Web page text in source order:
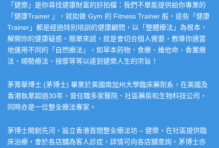
「健樂」是你尋找健康財富的好拍檔：我們不單能提供給你專業的
「健康Trainer 」，就如做 Gym 的 Fitness Trainer 般，這些「健康
Trainer」都是經過特別培訓的健康顧問，以「整體療法」為根本，
解開你的健康疑惑。簡單來説，就是會切合個人需要，教導你適當
地運用不同的「自然療法」，如草本葯物、食療、維他命、香薰療
法、順勢療法、按摩等等以達到健樂人生的宗旨！
茅菁華博士 (茅博士) 畢業於美國南加州大學臨床藥劑系，在美國及
香港執業超過30年，曾任職多家醫院、社區藥房和生物科技公司，
同時亦是一位整全療法專家。
茅博士開創先河，設立香港首間整全療法坊 – 健樂，在社區提供臨
床治療，會於各店舖為客人診症，詳情可向各店舖查詢。茅博士亦